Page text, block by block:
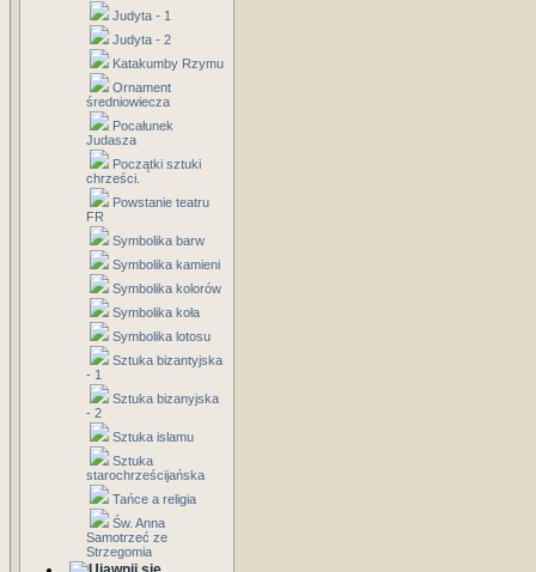
Judyta - 1
Judyta - 2
Katakumby Rzymu
Ornament
średniowiecza
Pocałunek
Judasza
Początki sztuki
chrześci.
Powstanie teatru
FR
Symbolika barw
Symbolika kamieni
Symbolika kolorów
Symbolika koła
Symbolika lotosu
Sztuka bizantyjska
- 1
Sztuka bizanyjska
- 2
Sztuka islamu
Sztuka
starochrześcijańska
Tańce a religia
Św. Anna
Samotrzeć ze
Strzegomia